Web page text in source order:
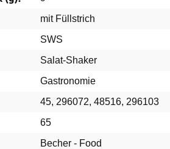
mit Füllstrich
SWS
Salat-Shaker
Gastronomie
45, 296072, 48516, 296103
65
Becher - Food